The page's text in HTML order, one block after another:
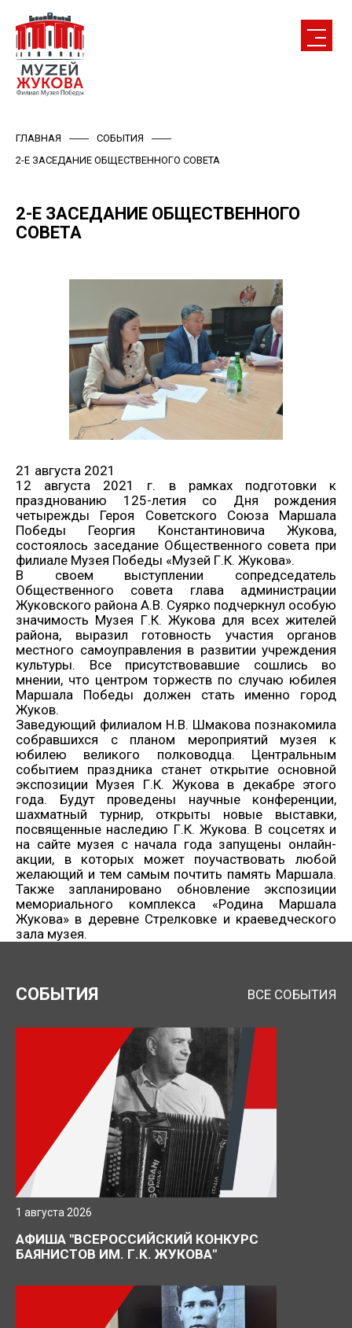
ГЛАВНАЯ
СОБЫТИЯ
2-Е ЗАСЕДАНИЕ ОБЩЕСТВЕННОГО СОВЕТА
2-Е ЗАСЕДАНИЕ ОБЩЕСТВЕННОГО
СОВЕТА
21 августа 2021
12 августа 2021 г. в рамках подготовки к
празднованию 125-летия со Дня рождения
четырежды Героя Советского Союза Маршала
Победы Георгия Константиновича Жукова,
состоялось заседание Общественного совета при
филиале Музея Победы «Музей Г.К. Жукова».
В своем выступлении сопредседатель
Общественного совета глава администрации
Жуковского района А.В. Суярко подчеркнул особую
значимость Музея Г.К. Жукова для всех жителей
района, выразил готовность участия органов
местного самоуправления в развитии учреждения
культуры. Все присутствовавшие сошлись во
мнении, что центром торжеств по случаю юбилея
Маршала Победы должен стать именно город
Жуков.
Заведующий филиалом Н.В. Шмакова познакомила
собравшихся с планом мероприятий музея к
юбилею великого полководца. Центральным
событием праздника станет открытие основной
экспозиции Музея Г.К. Жукова в декабре этого
года. Будут проведены научные конференции,
шахматный турнир, открыты новые выставки,
посвященные наследию Г.К. Жукова. В соцсетях и
на сайте музея с начала года запущены онлайн-
акции, в которых может поучаствовать любой
желающий и тем самым почтить память Маршала.
Также запланировано обновление экспозиции
мемориального комплекса «Родина Маршала
Жукова» в деревне Стрелковке и краеведческого
зала музея.
СОБЫТИЯ ВСЕ СОБЫТИЯ
1 августа 2026
АФИША "ВСЕРОССИЙСКИЙ КОНКУРС
БАЯНИСТОВ ИМ. Г.К. ЖУКОВА"
Нажимая кнопку, я даю согласие на обработку
персональных данных.